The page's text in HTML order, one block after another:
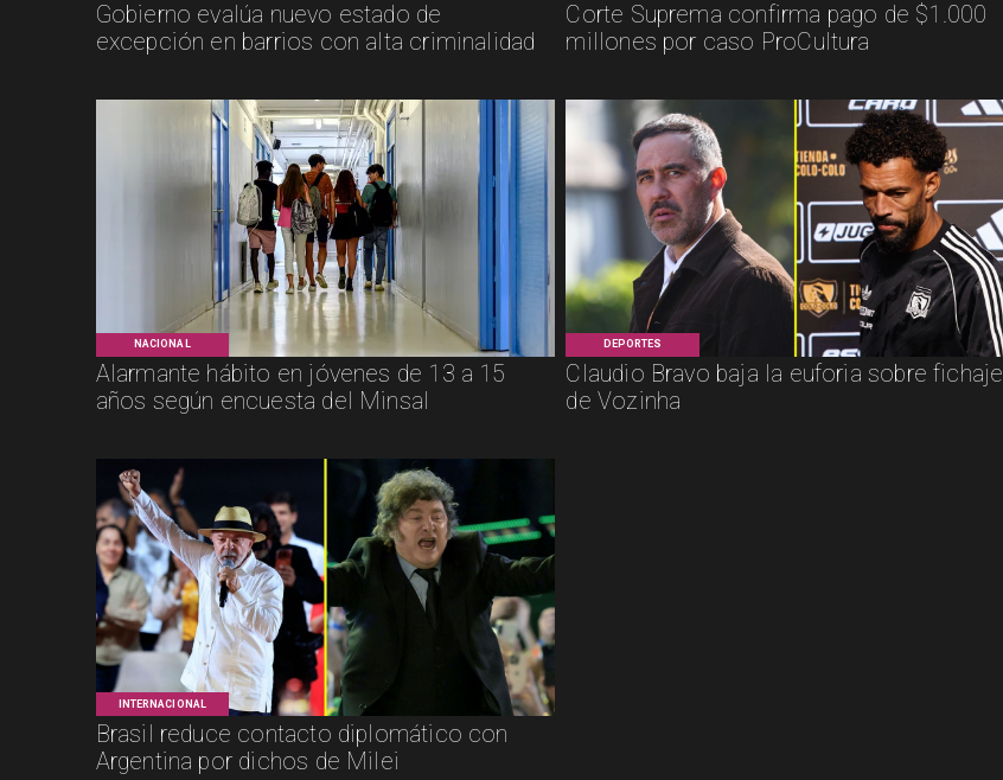
Gobierno evalúa nuevo estado de
excepción en barrios con alta criminalidad
Corte Suprema confirma pago de $1.000
millones por caso ProCultura
NACIONAL
Alarmante hábito en jóvenes de 13 a 15
años según encuesta del Minsal
DEPORTES
Claudio Bravo baja la euforia sobre fichaje
de Vozinha
INTERNACIONAL
Brasil reduce contacto diplomático con
Argentina por dichos de Milei